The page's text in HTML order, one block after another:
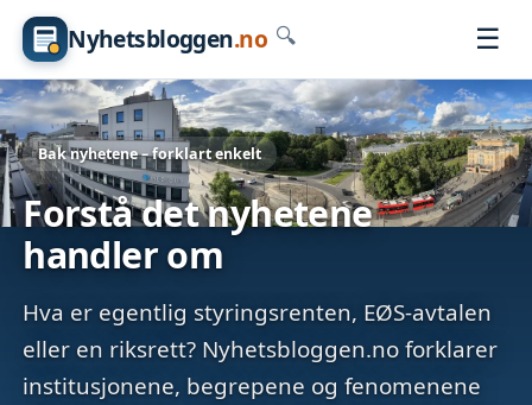
Nyhetsbloggen.no 🔍 ☰
Bak nyhetene – forklart enkelt
Forstå det nyhetene
handler om
Hva er egentlig styringsrenten, EØS-avtalen
eller en riksrett? Nyhetsbloggen.no forklarer
institusjonene, begrepene og fenomenene